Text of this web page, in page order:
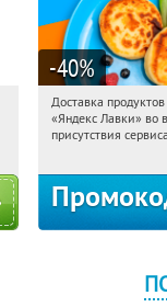
-40%
08:48:12
Россия
Доставка
«Яндекс Лавки» во
присутствия сервиса